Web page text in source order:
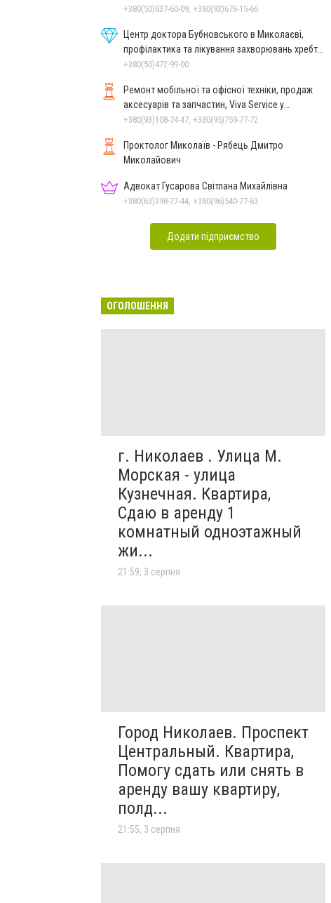
+380(50)637-60-09, +380(93)676-15-66
Центр доктора Бубновського в Миколаєві,
профілактика та лікування захворювань хребта
і суглобів
+380(50)472-99-00
Ремонт мобільної та офісної техніки, продаж
аксесуарів та запчастин, Viva Service у
Миколаєві
+380(93)108-74-47, +380(95)759-77-72
Проктолог Миколаїв - Рябець Дмитро
Миколайович
Адвокат Гусарова Світлана Михайлівна
+380(63)398-77-44, +380(96)540-77-63
Додати підприємство
ОГОЛОШЕННЯ
г. Николаев . Улица М.
Морская - улица
Кузнечная. Квартира,
Сдаю в аренду 1
комнатный одноэтажный
жи...
21:59, 3 серпня
Город Николаев. Проспект
Центральный. Квартира,
Помогу сдать или снять в
аренду вашу квартиру,
полд...
21:55, 3 серпня